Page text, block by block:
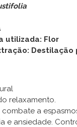
utilizada: Flor
Destilação
relaxamento.
a
e ansiedade.